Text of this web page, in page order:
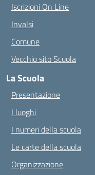
Iscrizioni On Line
Invalsi
Comune
Vecchio sito Scuola
La Scuola
Presentazione
I luoghi
I numeri della scuola
Le carte della scuola
Organizzazione